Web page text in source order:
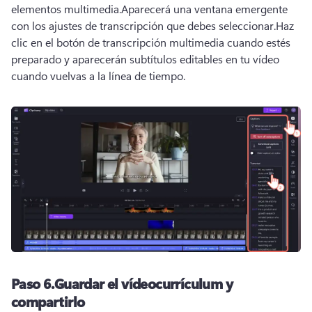
elementos multimedia.Aparecerá una ventana emergente
con los ajustes de transcripción que debes seleccionar.Haz
clic en el botón de transcripción multimedia cuando estés
preparado y aparecerán subtítulos editables en tu vídeo
cuando vuelvas a la línea de tiempo.
Paso 6.Guardar el vídeocurrículum y
compartirlo